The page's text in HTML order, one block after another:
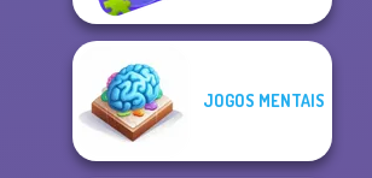
JOGOS MENTAIS